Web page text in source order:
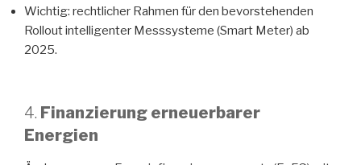
Wichtig: rechtlicher Rahmen für den bevorstehenden
Rollout intelligenter Messsysteme (Smart Meter) ab
2025.
4. Finanzierung erneuerbarer
Energien